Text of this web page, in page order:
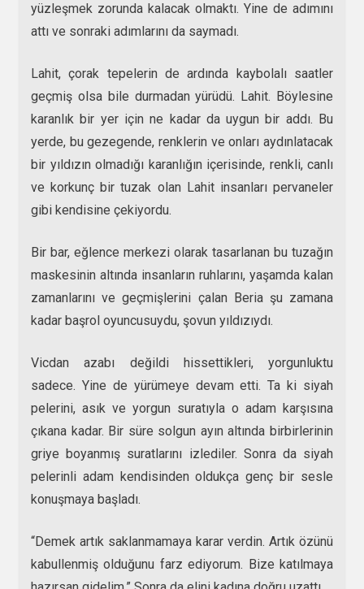
yüzleşmek zorunda kalacak olmaktı. Yine de adımını
attı ve sonraki adımlarını da saymadı.
Lahit, çorak tepelerin de ardında kaybolalı saatler
geçmiş olsa bile durmadan yürüdü. Lahit. Böylesine
karanlık bir yer için ne kadar da uygun bir addı. Bu
yerde, bu gezegende, renklerin ve onları aydınlatacak
bir yıldızın olmadığı karanlığın içerisinde, renkli, canlı
ve korkunç bir tuzak olan Lahit insanları pervaneler
gibi kendisine çekiyordu.
Bir bar, eğlence merkezi olarak tasarlanan bu tuzağın
maskesinin altında insanların ruhlarını, yaşamda kalan
zamanlarını ve geçmişlerini çalan Beria şu zamana
kadar başrol oyuncusuydu, şovun yıldızıydı.
Vicdan azabı değildi hissettikleri, yorgunluktu
sadece. Yine de yürümeye devam etti. Ta ki siyah
pelerini, asık ve yorgun suratıyla o adam karşısına
çıkana kadar. Bir süre solgun ayın altında birbirlerinin
griye boyanmış suratlarını izlediler. Sonra da siyah
pelerinli adam kendisinden oldukça genç bir sesle
konuşmaya başladı.
“Demek artık saklanmamaya karar verdin. Artık özünü
kabullenmiş olduğunu farz ediyorum. Bize katılmaya